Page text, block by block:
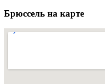
Брюссель на карте